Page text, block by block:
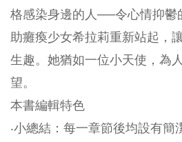
格感染身邊的人──令心情抑鬱
助癱瘓少女希拉莉重新站起，
生趣。她猶如一位小天使，為
望。
本書編輯特色
‧小總結：每一章節後均設有簡